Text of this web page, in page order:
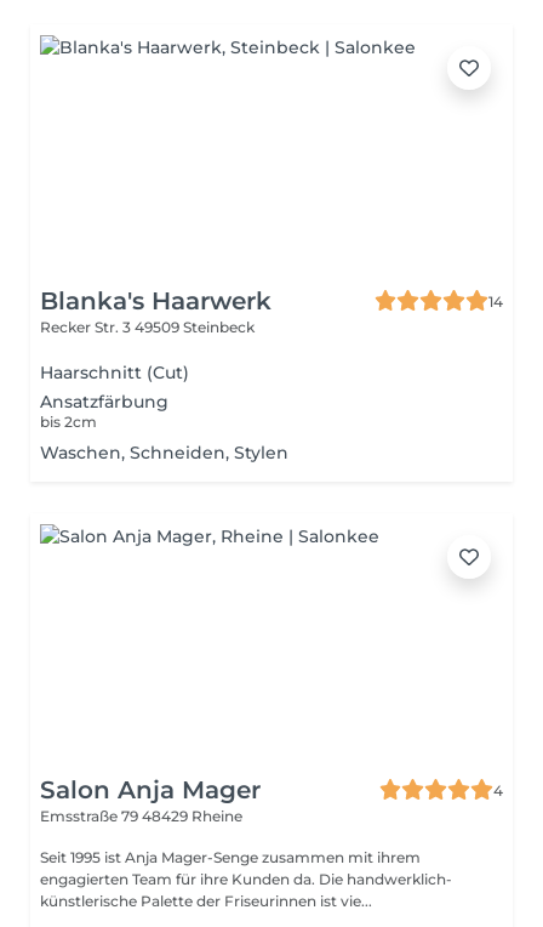
Blanka's Haarwerk
14
Recker Str. 3 49509 Steinbeck
Haarschnitt (Cut)
Ansatzfärbung
bis 2cm
Waschen, Schneiden, Stylen
Salon Anja Mager
4
Emsstraße 79 48429 Rheine
Seit 1995 ist Anja Mager-Senge zusammen mit ihrem
engagierten Team für ihre Kunden da. Die handwerklich-
künstlerische Palette der Friseurinnen ist vie...